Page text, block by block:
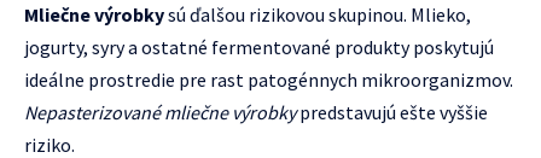
Mliečne výrobkysú ďalšou rizikovou skupinou. Mlieko,
jogurty, syry a ostatné fermentované produkty poskytujú
ideálne prostredie pre rast patogénnych mikroorganizmov.
Nepasterizované mliečne výrobkypredstavujú ešte vyššie
riziko.